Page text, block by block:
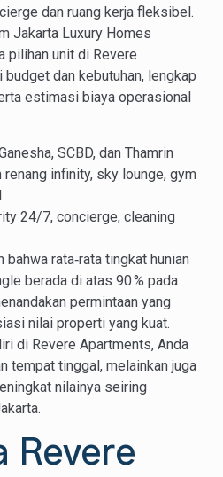
dan ruang kerja fleksibel.
Jakarta Luxury Homes
pilihan unit di Revere
dan kebutuhan, lengkap
estimasi biaya operasional
SCBD, dan Thamrin
infinity, sky lounge, gym
24/7, concierge, cleaning
bahwa rata‑rata tingkat hunian
berada di atas 90 % pada
permintaan yang
nilai properti yang kuat.
di Revere Apartments, Anda
tempat tinggal, melainkan juga
nilainya seiring
Revere